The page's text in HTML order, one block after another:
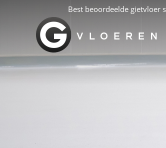
Best beoordeelde gietvloer